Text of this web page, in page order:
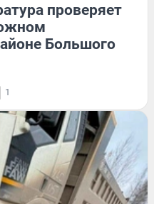
проверяет
Большого
1